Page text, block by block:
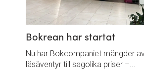
Bokrean har startat
Nu har Bokcompaniet mängder
läsäventyr till sagolika priser –...